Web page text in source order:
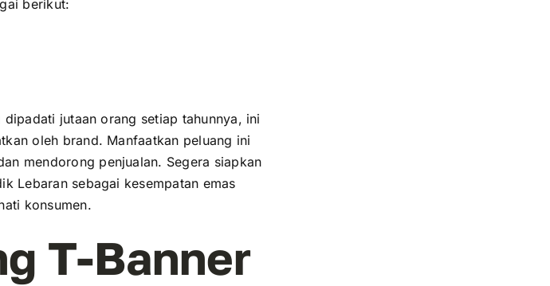
berikut:
jutaan orang setiap tahunnya, ini
oleh brand. Manfaatkan peluang ini
mendorong penjualan. Segera siapkan
Lebaran sebagai kesempatan emas
konsumen.
T-Banner